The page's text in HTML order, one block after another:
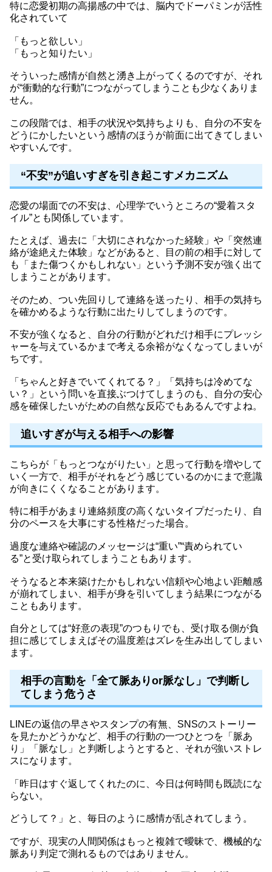
特に恋愛初期の高揚感の中では、脳内でドーパミンが活性
化されていて
「もっと欲しい」
「もっと知りたい」
そういった感情が自然と湧き上がってくるのですが、それ
が“衝動的な行動”につながってしまうことも少なくありま
せん。
この段階では、相手の状況や気持ちよりも、自分の不安を
どうにかしたいという感情のほうが前面に出てきてしまい
やすいんです。
“不安”が追いすぎを引き起こすメカニズム
恋愛の場面での不安は、心理学でいうところの“愛着スタ
イル”とも関係しています。
たとえば、過去に「大切にされなかった経験」や「突然連
絡が途絶えた体験」などがあると、目の前の相手に対して
も「また傷つくかもしれない」という予測不安が強く出て
しまうことがあります。
そのため、つい先回りして連絡を送ったり、相手の気持ち
を確かめるような行動に出たりしてしまうのです。
不安が強くなると、自分の行動がどれだけ相手にプレッシ
ャーを与えているかまで考える余裕がなくなってしまいが
ちです。
「ちゃんと好きでいてくれてる？」「気持ちは冷めてな
い？」という問いを直接ぶつけてしまうのも、自分の安心
感を確保したいがための自然な反応でもあるんですよね。
追いすぎが与える相手への影響
こちらが「もっとつながりたい」と思って行動を増やして
いく一方で、相手がそれをどう感じているのかにまで意識
が向きにくくなることがあります。
特に相手があまり連絡頻度の高くないタイプだったり、自
分のペースを大事にする性格だった場合。
過度な連絡や確認のメッセージは“重い”“責められてい
る”と受け取られてしまうこともあります。
そうなると本来築けたかもしれない信頼や心地よい距離感
が崩れてしまい、相手が身を引いてしまう結果につながる
こともあります。
自分としては“好意の表現”のつもりでも、受け取る側が負
担に感じてしまえばその温度差はズレを生み出してしまい
ます。
相手の言動を「全て脈ありor脈なし」で判断し
てしまう危うさ
LINEの返信の早さやスタンプの有無、SNSのストーリー
を見たかどうかなど、相手の行動の一つひとつを「脈あ
り」「脈なし」と判断しようとすると、それが強いストレ
スになります。
「昨日はすぐ返してくれたのに、今日は何時間も既読にな
らない。
どうして？」と、毎日のように感情が乱されてしまう。
ですが、現実の人間関係はもっと複雑で曖昧で、機械的な
脈あり判定で測れるものではありません。